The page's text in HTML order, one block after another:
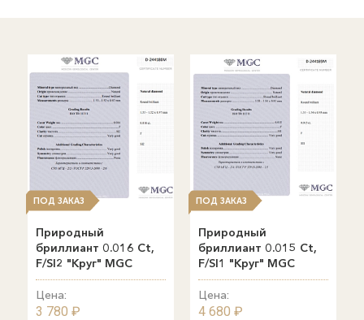
ПОД ЗАКАЗ
Природный
бриллиант 0.016 Ct,
F/SI2 "Круг" MGC
Цена:
3 780 ₽
ПОД ЗАКАЗ
Природный
бриллиант 0.015 Ct,
F/SI1 "Круг" MGC
Цена:
4 680 ₽